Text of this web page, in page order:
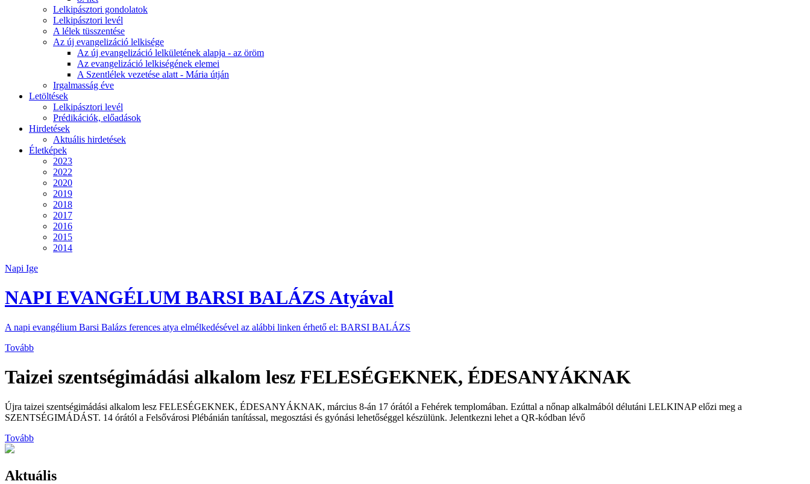
Lelkipásztori gondolatok
Lelkipásztori levél
A lélek tüsszentése
Az új evangelizáció lelkisége
Az új evangelizáció lelkületének alapja - az öröm
Az evangelizáció lelkiségének elemei
A Szentlélek vezetése alatt - Mária útján
Irgalmasság éve
Letöltések
Lelkipásztori levél
Prédikációk, előadások
Hirdetések
Aktuális hirdetések
Életképek
2023
2022
2020
2019
2018
2017
2016
2015
2014
Napi Ige
NAPI EVANGÉLUM BARSI BALÁZS Atyával
A napi evangélium Barsi Balázs ferences atya elmélkedésével az alábbi linken érhető el: BARSI BALÁZS
Tovább
Taizei szentségimádási alkalom lesz FELESÉGEKNEK, ÉDESANYÁKNAK
Újra taizei szentségimádási alkalom lesz FELESÉGEKNEK, ÉDESANYÁKNAK, március 8-án 17 órától a Fehérek templomában. Ezúttal a nőnap alkalmából délutáni LELKINAP előzi meg a
SZENTSÉGIMÁDÁST. 14 órától a Felsővárosi Plébánián tanítással, megosztási és gyónási lehetőséggel készülünk. Jelentkezni lehet a QR-kódban lévő
Tovább
Aktuális